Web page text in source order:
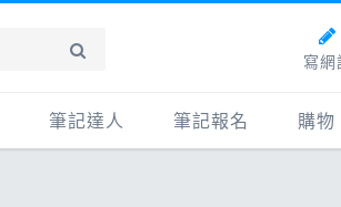
寫網
筆記達人 筆記報名 購物